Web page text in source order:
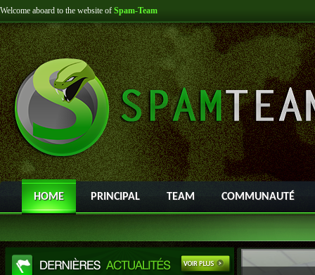
Welcome aboard to the website of Spam-Team
HOME PRINCIPAL TEAM COMMUNAUTÉ